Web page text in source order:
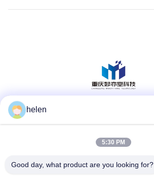
Contato Rápido
helen
5:30 PM
Good day, what product are you looking for?